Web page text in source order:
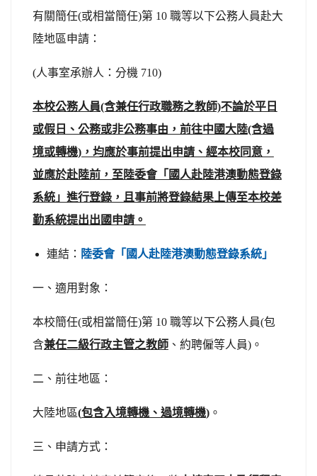
有關簡任(或相當簡任)第 10 職等以下公務人員赴大
陸地區申請：
(人事室承辦人：分機 710)
本校公務人員(含兼任行政職務之教師)不論於平日
或假日、公務或非公務事由，前往中國大陸(含過
境或轉機)，均應於事前提出申請、經本校同意，
並應於赴陸前，至陸委會「國人赴陸港澳動態登錄
系統」進行登錄，且事前將登錄結果上傳至本校差
勤系統提出出國申請。
連結： 陸委會「國人赴陸港澳動態登錄系統」
一、適用對象：
本校簡任(或相當簡任)第 10 職等以下公務人員(包
含兼任二級行政主管之教師 、約聘僱等人員)。
二、前往地區：
大陸地區(包含入境轉機、過境轉機) 。
三、申請方式：